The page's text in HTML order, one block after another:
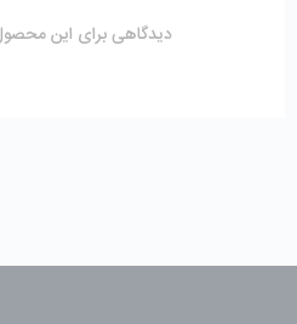
دیدگاهی برای این